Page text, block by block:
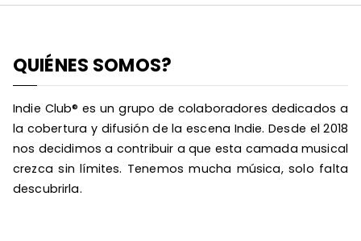
QUIÉNES SOMOS?
Indie Club® es un grupo de colaboradores dedicados a
la cobertura y difusión de la escena Indie. Desde el 2018
nos decidimos a contribuir a que esta camada musical
crezca sin límites. Tenemos mucha música, solo falta
descubrirla.